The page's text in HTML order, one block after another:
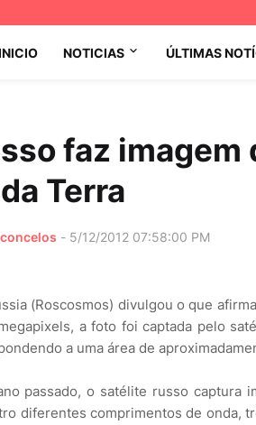
NOTICIAS ÚLTIMAS
faz imagem
Terra
- 5/12/2012 07:58:00 PM
(Roscosmos) divulgou o que
a foto foi captada pelo
a uma área de
passado, o satélite russo captura
diferentes comprimentos de onda,